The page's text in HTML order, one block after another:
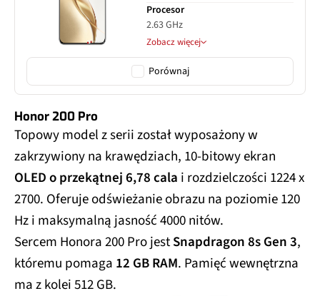
Procesor
2.63 GHz
Zobacz więcej
Porównaj
Honor 200 Pro
Topowy model z serii został wyposażony w
zakrzywiony na krawędziach, 10-bitowy ekran
OLED o przekątnej 6,78 cala i rozdzielczości 1224 x
2700. Oferuje odświeżanie obrazu na poziomie 120
Hz i maksymalną jasność 4000 nitów.
Sercem Honora 200 Pro jestSnapdragon 8s Gen 3,
któremu pomaga 12 GB RAM. Pamięć wewnętrzna
ma z kolei 512 GB.